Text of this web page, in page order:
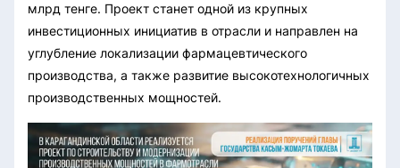
млрд тенге. Проект станет одной из крупных
инвестиционных инициатив в отрасли и направлен на
углубление локализации фармацевтического
производства, а также развитие высокотехнологичных
производственных мощностей.